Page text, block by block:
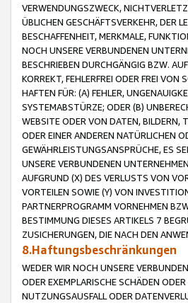
VERWENDUNGSZWECK,
ÜBLICHEN GESCHÄFTSVERKEHR, DER
BESCHAFFENHEIT, MERKMALE,
NOCH UNSERE VERBUNDENEN
BESCHRIEBEN DURCHGÄNGIG BZW.
KORREKT, FEHLERFREI ODER FREI
HAFTEN FÜR: (A) FEHLER,
SYSTEMABSTÜRZE; ODER (B)
WEBSITE ODER VON DATEN, BILDERN,
ODER EINER ANDEREN NATÜRLICHEN
GEWÄHRLEISTUNGSANSPRÜCHE, ES
UNSERE VERBUNDENEN
AUFGRUND (X) DES VERLUSTS VON
VORTEILEN SOWIE (Y) VON
PARTNERPROGRAMM VORNEHMEN
BESTIMMUNG DIESES ARTIKELS 7
ZUSICHERUNGEN, DIE NACH DEN
8.Haftungsbeschränkungen
WEDER WIR NOCH UNSERE
ODER EXEMPLARISCHE SCHÄDEN
NUTZUNGSAUSFALL ODER